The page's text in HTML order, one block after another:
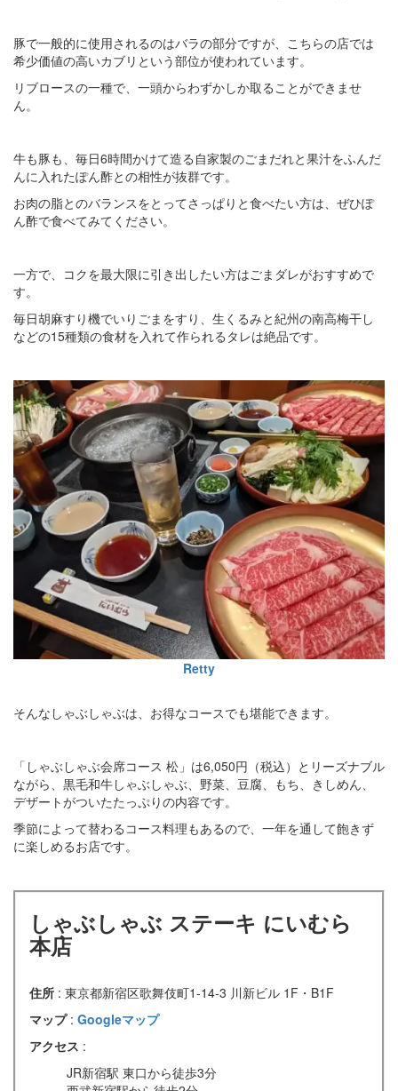
豚で一般的に使用されるのはバラの部分ですが、こちらの店では
希少価値の高いカブリという部位が使われています。
リブロースの一種で、一頭からわずかしか取ることができませ
ん。
牛も豚も、毎日6時間かけて造る自家製のごまだれと果汁をふんだ
んに入れたぽん酢との相性が抜群です。
お肉の脂とのバランスをとってさっぱりと食べたい方は、ぜひぽ
ん酢で食べてみてください。
一方で、コクを最大限に引き出したい方はごまダレがおすすめで
す。
毎日胡麻すり機でいりごまをすり、生くるみと紀州の南高梅干し
などの15種類の食材を入れて作られるタレは絶品です。
Retty
そんなしゃぶしゃぶは、お得なコースでも堪能できます。
「しゃぶしゃぶ会席コース 松」は6,050円（税込）とリーズナブル
ながら、黒毛和牛しゃぶしゃぶ、野菜、豆腐、もち、きしめん、
デザートがついたたっぷりの内容です。
季節によって替わるコース料理もあるので、一年を通して飽きず
に楽しめるお店です。
しゃぶしゃぶ ステーキ にいむら
本店
住所 : 東京都新宿区歌舞伎町1-14-3 川新ビル 1F・B1F
マップ : Googleマップ
アクセス :
JR新宿駅 東口から徒歩3分